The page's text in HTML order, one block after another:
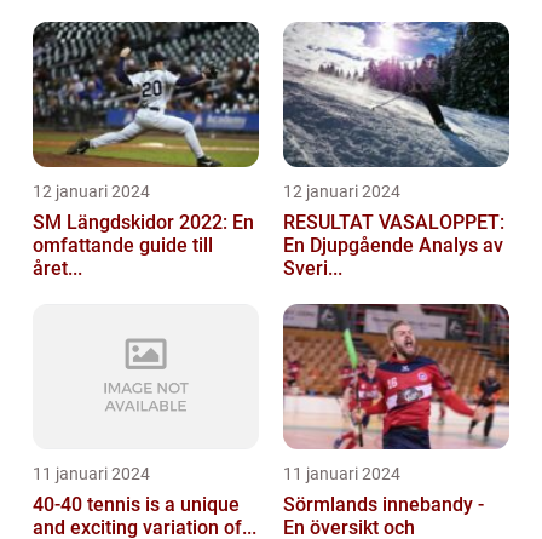
12 januari 2024
SM Längdskidor 2022: En
omfattande guide till
året...
12 januari 2024
RESULTAT VASALOPPET:
En Djupgående Analys av
Sveri...
11 januari 2024
40-40 tennis is a unique
and exciting variation of...
11 januari 2024
Sörmlands innebandy -
En översikt och